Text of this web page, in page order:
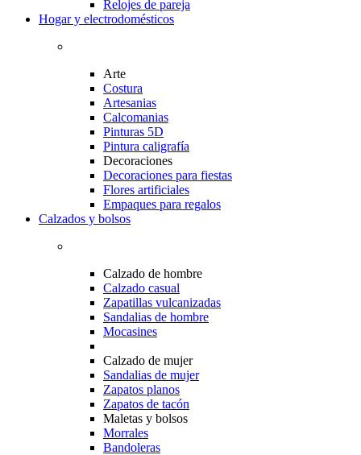
Relojes de pareja
Hogar y electrodomésticos
Arte
Costura
Artesanias
Calcomanias
Pinturas 5D
Pintura caligrafía
Decoraciones
Decoraciones para fiestas
Flores artificiales
Empaques para regalos
Calzados y bolsos
Calzado de hombre
Calzado casual
Zapatillas vulcanizadas
Sandalias de hombre
Mocasines
Calzado de mujer
Sandalias de mujer
Zapatos planos
Zapatos de tacón
Maletas y bolsos
Morrales
Bandoleras